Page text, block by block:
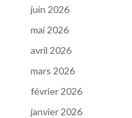
juin 2026
mai 2026
avril 2026
mars 2026
février 2026
janvier 2026